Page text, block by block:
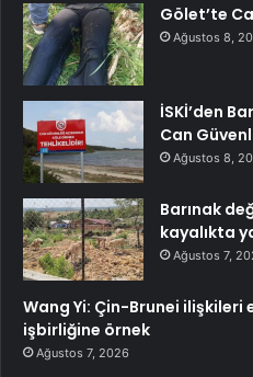
Gölet’te
Ağustos 8,
İSKİ’den
Can
Ağustos 8,
Barınak
kayalıkta
Ağustos 7,
Wang Yi: Çin-Brunei
işbirliğine örnek
Ağustos 7, 2026